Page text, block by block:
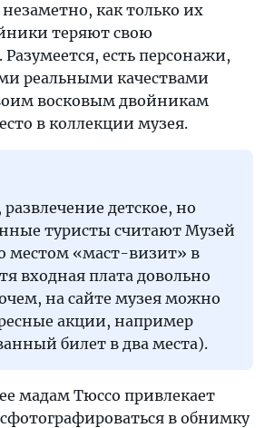
как только их
теряют свою
Разумеется, есть персонажи,
реальными качествами
восковым двойникам
в коллекции музея.
развлечение детское, но
туристы считают Музей
местом «маст-визит» в
входная плата довольно
на сайте музея можно
акции, например
билет в два места).
мадам Тюссо привлекает
в обнимку